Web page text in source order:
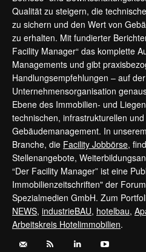
Qualität zu steigern, die
zu sichern und den Wert von
zu erhalten. Mit fundierter
Facility Manager“ das komplette
Managements und gibt
Handlungsempfehlungen – auf
Unternehmensorganisation
Ebene des Immobilien- und
technischen, infrastrukturellen
Gebäudemanagement. In
Branche, die Facility Jobbörse,
Stellenangebote,
“Der Facility Manager” ist eine
Immobilienzeitschriften" der
Spezialmedien GmbH. Zum
NEWS, industrieBAU, hotelbau,
Arbeitskreis Hotelimmobilien.